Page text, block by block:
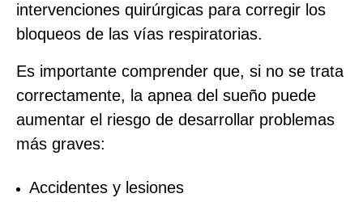
intervenciones quirúrgicas para corregir los
bloqueos de las vías respiratorias.
Es importante comprender que, si no se trata
correctamente, la apnea del sueño puede
aumentar el riesgo de desarrollar problemas
más graves:
Accidentes y lesiones